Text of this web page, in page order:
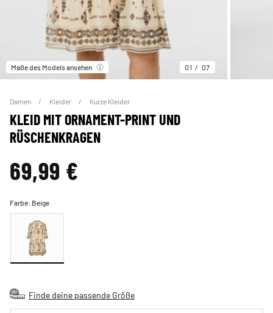
Maße des Models ansehen 01 07
Damen Kleider Kurze Kleider
KLEID MIT ORNAMENT-PRINT UND
RÜSCHENKRAGEN
69,99 €
Farbe: Beige
Finde deine passende Größe